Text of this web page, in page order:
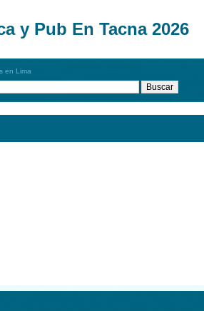
y Pub En Tacna 2026
en Lima